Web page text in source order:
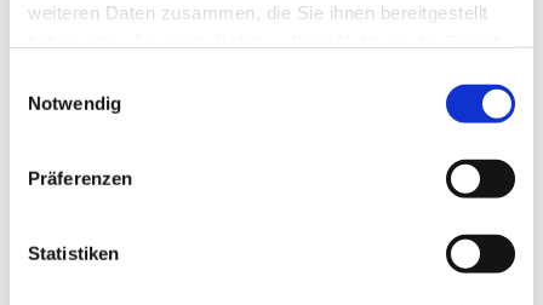
weiteren Daten zusammen, die Sie ihnen bereitgestellt
Notwendig
Präferenzen
Statistiken
Lippenstick - MOSH
Lippenpflege - MOAH
Allergie, Hautreaktion)?